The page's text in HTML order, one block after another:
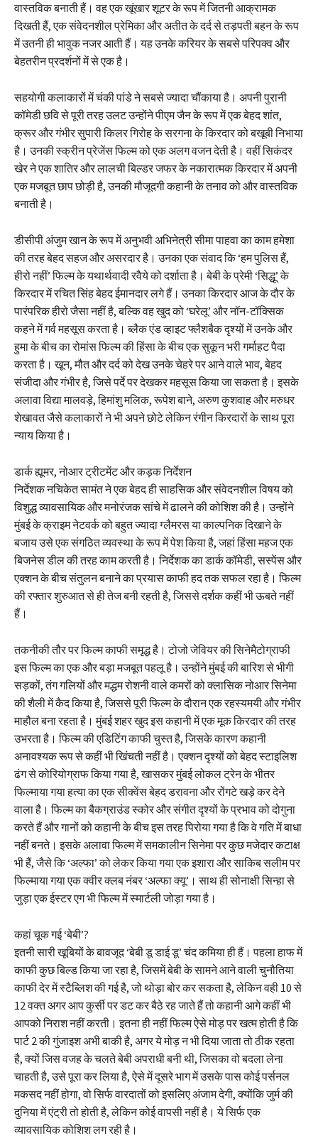
वास्तविक बनाती हैं। वह एक खूंखार शूटर के रूप में जितनी आक्रामक
दिखती हैं, एक संवेदनशील प्रेमिका और अतीत के दर्द से तड़पती बहन के रूप
में उतनी ही भावुक नजर आती हैं। यह उनके करियर के सबसे परिपक्व और
बेहतरीन प्रदर्शनों में से एक है।
सहयोगी कलाकारों में चंकी पांडे ने सबसे ज्यादा चौंकाया है। अपनी पुरानी
कॉमेडी छवि से पूरी तरह उलट उन्होंने पीएम जैन के रूप में एक बेहद शांत,
क्रूर और गंभीर सुपारी किलर गिरोह के सरगना के किरदार को बखूबी निभाया
है। उनकी स्क्रीन प्रेजेंस फिल्म को एक अलग वजन देती है। वहीं सिकंदर
खेर ने एक शातिर और लालची बिल्डर जफर के नकारात्मक किरदार में अपनी
एक मजबूत छाप छोड़ी है, उनकी मौजूदगी कहानी के तनाव को और वास्तविक
बनाती है।
डीसीपी अंजुम खान के रूप में अनुभवी अभिनेत्री सीमा पाहवा का काम हमेशा
की तरह बेहद सहज और असरदार है। उनका एक संवाद कि ‘हम पुलिस हैं,
हीरो नहीं’ फिल्म के यथार्थवादी रवैये को दर्शाता है। बेबी के प्रेमी ‘सिद्धू’ के
किरदार में रचित सिंह बेहद ईमानदार लगे हैं। उनका किरदार आज के दौर के
पारंपरिक हीरो जैसा नहीं है, बल्कि वह खुद को ‘घरेलू’ और नॉन-टॉक्सिक
कहने में गर्व महसूस करता है। ब्लैक एंड व्हाइट फ्लैशबैक दृश्यों में उनके और
हुमा के बीच का रोमांस फिल्म की हिंसा के बीच एक सुकून भरी गर्माहट पैदा
करता है। खून, मौत और दर्द को देख उनके चेहरे पर आने वाले भाव, बेहद
संजीदा और गंभीर है, जिसे पर्दे पर देखकर महसूस किया जा सकता है। इसके
अलावा विद्या मालवड़े, हिमांशु मलिक, रूपेश बाने, अरुण कुशवाह और मरुधर
शेखावत जैसे कलाकारों ने भी अपने छोटे लेकिन रंगीन किरदारों के साथ पूरा
न्याय किया है।
डार्क ह्यूमर, नोआर ट्रीटमेंट और कड़क निर्देशन
निर्देशक नचिकेत सामंत ने एक बेहद ही साहसिक और संवेदनशील विषय को
विशुद्ध व्यावसायिक और मनोरंजक सांचे में ढालने की कोशिश की है। उन्होंने
मुंबई के क्राइम नेटवर्क को बहुत ज्यादा ग्लैमरस या काल्पनिक दिखाने के
बजाय उसे एक संगठित व्यवस्था के रूप में पेश किया है, जहां हिंसा महज एक
बिजनेस डील की तरह काम करती है। निर्देशक का डार्क कॉमेडी, सस्पेंस और
एक्शन के बीच संतुलन बनाने का प्रयास काफी हद तक सफल रहा है। फिल्म
की रफ्तार शुरुआत से ही तेज बनी रहती है, जिससे दर्शक कहीं भी ऊबते नहीं
हैं।
तकनीकी तौर पर फिल्म काफी समृद्ध है। टोजो जेवियर की सिनेमैटोग्राफी
इस फिल्म का एक और बड़ा मजबूत पहलू है। उन्होंने मुंबई की बारिश से भीगी
सड़कों, तंग गलियों और मद्धम रोशनी वाले कमरों को क्लासिक नोआर सिनेमा
की शैली में कैद किया है, जिससे पूरी फिल्म के दौरान एक रहस्यमयी और गंभीर
माहौल बना रहता है। मुंबई शहर खुद इस कहानी में एक मूक किरदार की तरह
उभरता है। फिल्म की एडिटिंग काफी चुस्त है, जिसके कारण कहानी
अनावश्यक रूप से कहीं भी खिंचती नहीं है। एक्शन दृश्यों को बेहद स्टाइलिश
ढंग से कोरियोग्राफ किया गया है, खासकर मुंबई लोकल ट्रेन के भीतर
फिल्माया गया हत्या का एक सीक्वेंस बेहद डरावना और रोंगटे खड़े कर देने
वाला है। फिल्म का बैकग्राउंड स्कोर और संगीत दृश्यों के प्रभाव को दोगुना
करते हैं और गानों को कहानी के बीच इस तरह पिरोया गया है कि वे गति में बाधा
नहीं बनते। इसके अलावा फिल्म में समकालीन सिनेमा पर कुछ मजेदार कटाक्ष
भी हैं, जैसे कि ‘अल्फा’ को लेकर किया गया एक इशारा और साकिब सलीम पर
फिल्माया गया एक क्वीर क्लब नंबर ‘अल्फा क्यू’। साथ ही सोनाक्षी सिन्हा से
जुड़ा एक ईस्टर एग भी फिल्म में स्मार्टली जोड़ा गया है।
कहां चूक गई ‘बेबी’?
इतनी सारी खूबियों के बावजूद ‘बेबी डू डाई डू’ चंद कमिया ही हैं। पहला हाफ में
काफी कुछ बिल्ड किया जा रहा है, जिसमें बेबी के सामने आने वाली चुनौतिया
काफी देर में स्टैब्लिश की गई है, जो थोड़ा बोर कर सकता है, लेकिन वही 10 से
12 वक्त अगर आप कुर्सी पर डट कर बैठे रह जाते हैं तो कहानी आगे कहीं भी
आपको निराश नहीं करती। इतना ही नहीं फिल्म ऐसे मोड़ पर खत्म होती है कि
पार्ट 2 की गुंजाइश अभी बाकी है, अगर ये मोड़ न भी दिया जाता तो ठीक रहता
है, क्यों जिस वजह के चलते बेबी अपराधी बनी थी, जिसका वो बदला लेना
चाहती है, उसे पूरा कर लिया है, ऐसे में दूसरे भाग में उसके पास कोई पर्सनल
मकसद नहीं होगा, वो सिर्फ वारदातों को इसलिए अंजाम देगी, क्योंकि जुर्म की
दुनिया में एंट्री तो होती है, लेकिन कोई वापसी नहीं है। ये सिर्फ एक
व्यावसायिक कोशिश लग रही है।